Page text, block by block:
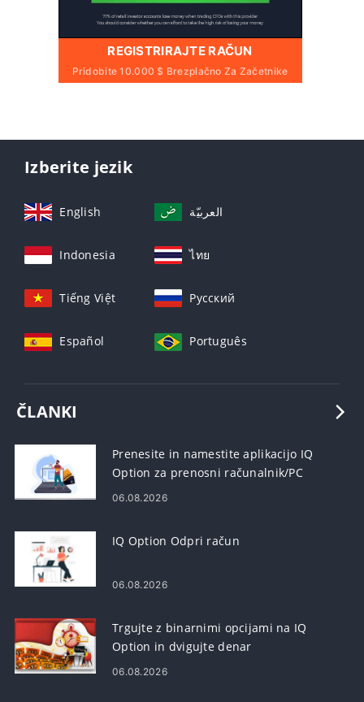
REGISTRIRAJTE RAČUN
Pridobite 10.000 $ Brezplačno Za Začetnike
Izberite jezik
English العربيّة
Indonesia ไทย
Tiếng Việt Русский
Español Português
ČLANKI
Prenesite in namestite aplikacijo IQ
Option za prenosni računalnik/PC
(Windows, macOS)
06.08.2026
IQ Option Odpri račun
06.08.2026
Trgujte z binarnimi opcijami na IQ
Option in dvigujte denar
06.08.2026